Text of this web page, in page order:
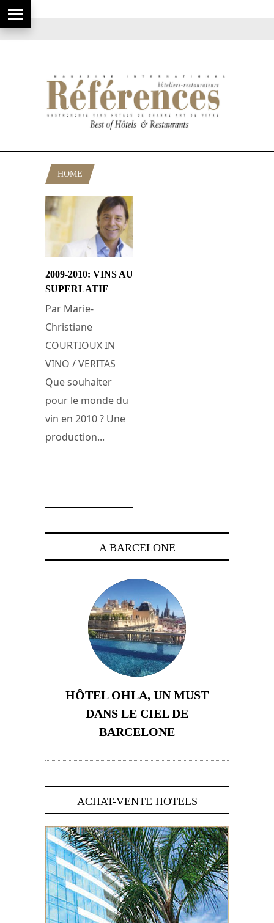
HOME
2009-2010: VINS AU
SUPERLATIF
Par Marie-
Christiane
COURTIOUX IN
VINO / VERITAS
Que souhaiter
pour le monde du
vin en 2010 ? Une
production...
A BARCELONE
HÔTEL OHLA, UN MUST
DANS LE CIEL DE
BARCELONE
ACHAT-VENTE HOTELS